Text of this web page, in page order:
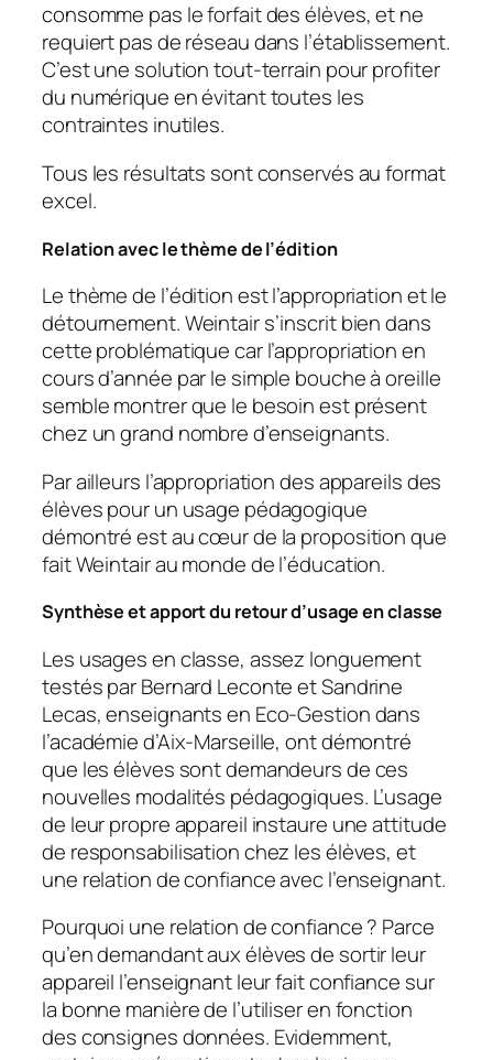
consomme pas le forfait des élèves, et ne
requiert pas de réseau dans l’établissement.
C’est une solution tout-terrain pour profiter
du numérique en évitant toutes les
contraintes inutiles.
Tous les résultats sont conservés au format
excel.
Relation avec le thème de l’édition
Le thème de l’édition est l’appropriation et le
détournement. Weintair s’inscrit bien dans
cette problématique car l’appropriation en
cours d’année par le simple bouche à oreille
semble montrer que le besoin est présent
chez un grand nombre d’enseignants.
Par ailleurs l’appropriation des appareils des
élèves pour un usage pédagogique
démontré est au cœur de la proposition que
fait Weintair au monde de l’éducation.
Synthèse et apport du retour d’usage en classe
Les usages en classe, assez longuement
testés par Bernard Leconte et Sandrine
Lecas, enseignants en Eco-Gestion dans
l’académie d’Aix-Marseille, ont démontré
que les élèves sont demandeurs de ces
nouvelles modalités pédagogiques. L’usage
de leur propre appareil instaure une attitude
de responsabilisation chez les élèves, et
une relation de confiance avec l’enseignant.
Pourquoi une relation de confiance ? Parce
qu’en demandant aux élèves de sortir leur
appareil l’enseignant leur fait confiance sur
la bonne manière de l’utiliser en fonction
des consignes données. Evidemment,